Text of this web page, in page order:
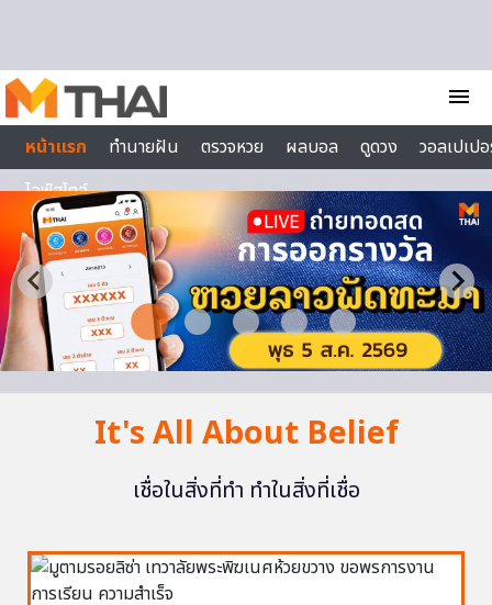
menu
หน้าแรก
ทำนายฝัน ตรวจหวย ผลบอล ดูดวง
วอลเปเป
ไลฟ์สไตล์
It's All About Belief
เชื่อในสิ่งที่ทำ ทำในสิ่งที่เชื่อ